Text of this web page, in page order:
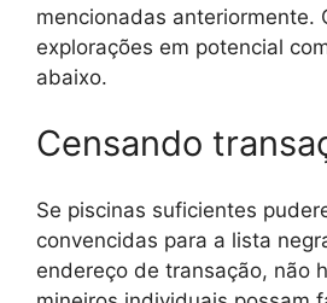
mencionadas anteriormente.
explorações em potencial
abaixo.
Censando
Se piscinas suficientes
convencidas para a lista
endereço de transação, não